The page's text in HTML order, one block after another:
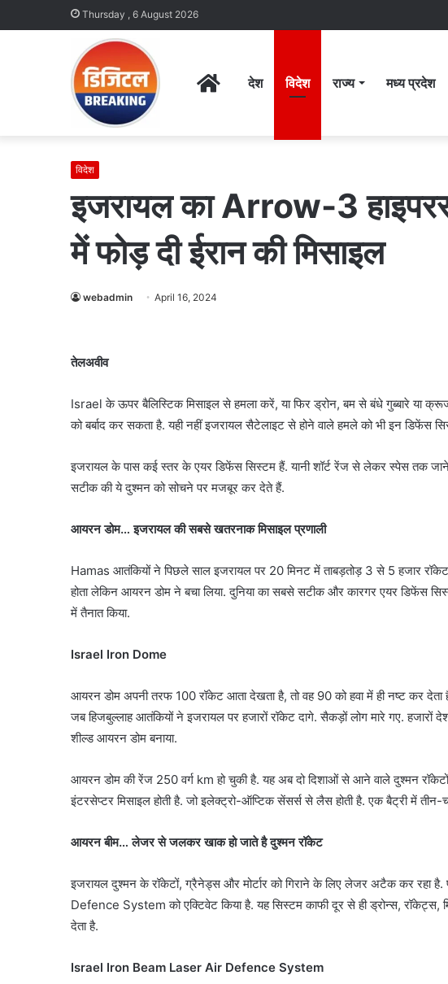
Thursday , 6 August 2026
Homeदेश विदेश राज्य मध्य प्रदेश
विदेश
इजरायल का Arrow-3
में फोड़ दी ईरान की मिसाइल
webadmin April 16, 2024
तेलअवीव
Israel के ऊपर बैलिस्टिक मिसाइल से हमला करें, या फिर ड्रोन, बम से बंधे गुब्बारे या
को बर्बाद कर सकता है. यही नहीं इजरायल सैटेलाइट से होने वाले हमले को भी इन डिफेंस
इजरायल के पास कई स्तर के एयर डिफेंस सिस्टम हैं. यानी शॉर्ट रेंज से लेकर स्पेस तक जाने
सटीक की ये दुश्मन को सोचने पर मजबूर कर देते हैं.
आयरन डोम… इजरायल की सबसे खतरनाक मिसाइल प्रणाली
Hamas आतंकियों ने पिछले साल इजरायल पर 20 मिनट में ताबड़तोड़ 3 से 5 हजार रॉकेट
होता लेकिन आयरन डोम ने बचा लिया. दुनिया का सबसे सटीक और कारगर एयर
में तैनात किया.
Israel Iron Dome
आयरन डोम अपनी तरफ 100 रॉकेट आता देखता है, तो वह 90 को हवा में ही नष्ट कर
जब हिजबुल्लाह आतंकियों ने इजरायल पर हजारों रॉकेट दागे. सैकड़ों लोग मारे गए.
शील्ड आयरन डोम बनाया.
आयरन डोम की रेंज 250 वर्ग km हो चुकी है. यह अब दो दिशाओं से आने वाले दुश्मन रॉकेटों
इंटरसेप्टर मिसाइल होती है. जो इलेक्ट्रो-ऑप्टिक सेंसर्स से लैस होती है. एक बैट्री में तीन-
आयरन बीम… लेजर से जलकर खाक हो जाते है दुश्मन रॉकेट
इजरायल दुश्मन के रॉकेटों, ग्रैनेड्स और मोर्टार को गिराने के लिए लेजर अटैक कर
Defence System को एक्टिवेट किया है. यह सिस्टम काफी दूर से ही ड्रोन्स, रॉकेट्स,
देता है.
Israel Iron Beam Laser Air Defence System